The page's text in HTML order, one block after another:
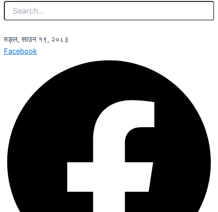
मङ्ल, साउन १९, २०८३
Facebook